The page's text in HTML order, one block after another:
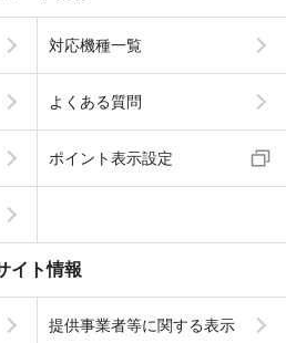
対応機種一覧
よくある質問
ポイント表示設定
イト情報
提供事業者等に関する表示